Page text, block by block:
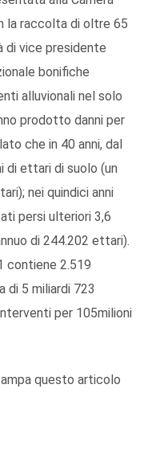
la raccolta di oltre 65
di vice presidente
bonifiche
alluvionali nel solo
prodotto danni per
che in 40 anni, dal
di ettari di suolo (un
nei quindici anni
persi ulteriori 3,6
di 244.202 ettari).
contiene 2.519
di 5 miliardi 723
per 105milioni
questo articolo